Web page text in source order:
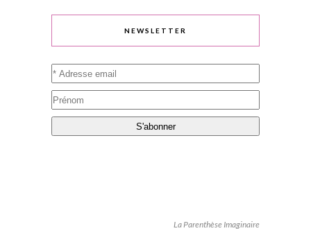
NEWSLETTER
La Parenthèse Imaginaire